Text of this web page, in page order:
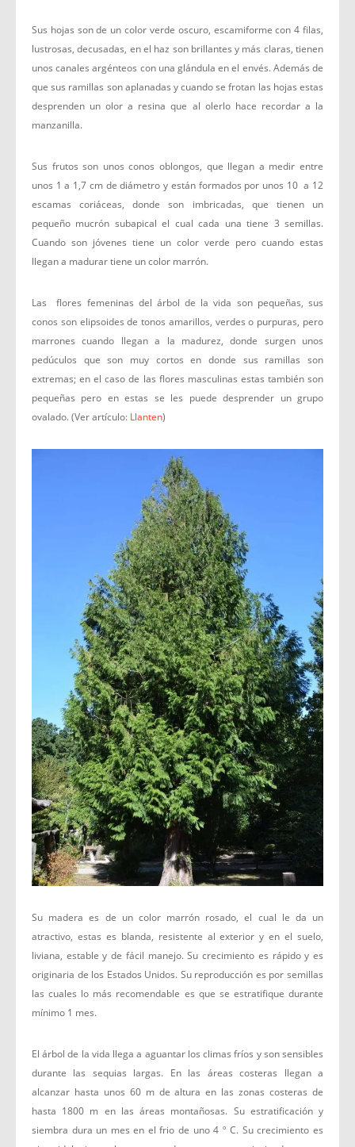
Sus hojas son de un color verde oscuro, escamiforme con 4 filas,
lustrosas, decusadas, en el haz son brillantes y más claras, tienen
unos canales argénteos con una glándula en el envés. Además de
que sus ramillas son aplanadas y cuando se frotan las hojas estas
desprenden un olor a resina que al olerlo hace recordar a la
manzanilla.
Sus frutos son unos conos oblongos, que llegan a medir entre
unos 1 a 1,7 cm de diámetro y están formados por unos 10 a 12
escamas coriáceas, donde son imbricadas, que tienen un
pequeño mucrón subapical el cual cada una tiene 3 semillas.
Cuando son jóvenes tiene un color verde pero cuando estas
llegan a madurar tiene un color marrón.
Las flores femeninas del árbol de la vida son pequeñas, sus
conos son elipsoides de tonos amarillos, verdes o purpuras, pero
marrones cuando llegan a la madurez, donde surgen unos
pedúculos que son muy cortos en donde sus ramillas son
extremas; en el caso de las flores masculinas estas también son
pequeñas pero en estas se les puede desprender un grupo
ovalado. (Ver artículo: Llanten)
Su madera es de un color marrón rosado, el cual le da un
atractivo, estas es blanda, resistente al exterior y en el suelo,
liviana, estable y de fácil manejo. Su crecimiento es rápido y es
originaria de los Estados Unidos. Su reproducción es por semillas
las cuales lo más recomendable es que se estratifique durante
mínimo 1 mes.
El árbol de la vida llega a aguantar los climas fríos y son sensibles
durante las sequias largas. En las áreas costeras llegan a
alcanzar hasta unos 60 m de altura en las zonas costeras de
hasta 1800 m en las áreas montañosas. Su estratificación y
siembra dura un mes en el frio de uno 4 º C. Su crecimiento es